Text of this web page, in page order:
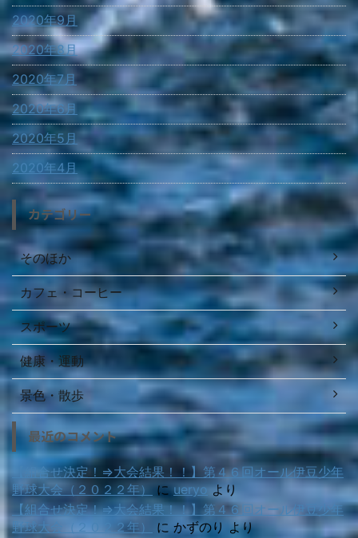
2020年9月
2020年8月
2020年7月
2020年6月
2020年5月
2020年4月
カテゴリー
そのほか
カフェ・コーヒー
スポーツ
健康・運動
景色・散歩
最近のコメント
【組合せ決定！⇒大会結果！！】第４６回オール伊豆少年
野球大会（２０２２年）
にueryoより
【組合せ決定！⇒大会結果！！】第４６回オール伊豆少年
野球大会（２０２２年）
に かずのり より